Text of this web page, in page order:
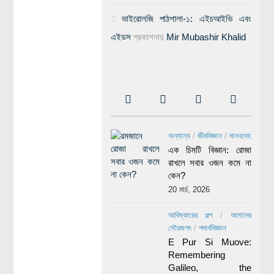
ভাইরোলজি পাঠশালা-১: এইচআইভি এবং
এইডসপ্রকাশনায় Mir Mubashir Khalid
অন্যান্য/ জীববিজ্ঞান/ মানবদেহ
এক চিমটি বিজ্ঞান: রোজা
রাখলে সবার ওজন কমে না
কেন?
20 মার্চ, 2026
আবিষ্কারের গল্প/ আমাদের
সৌরজগৎ/ পদার্থবিজ্ঞান
E Pur Si Muove:
Remembering
Galileo, the